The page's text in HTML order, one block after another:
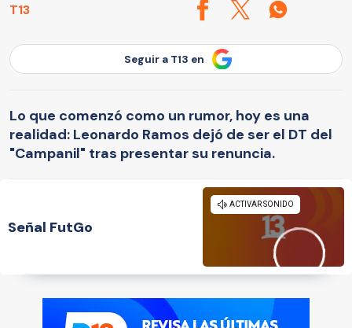
T13
Seguir a T13 en
Lo que comenzó como un rumor, hoy es una
realidad: Leonardo Ramos dejó de ser el DT del
"Campanil" tras presentar su renuncia.
Señal FutGo